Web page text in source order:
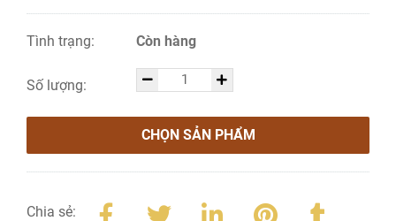
Tình trạng: Còn hàng
Số lượng:
CHỌN SẢN PHẨM
Chia sẻ: